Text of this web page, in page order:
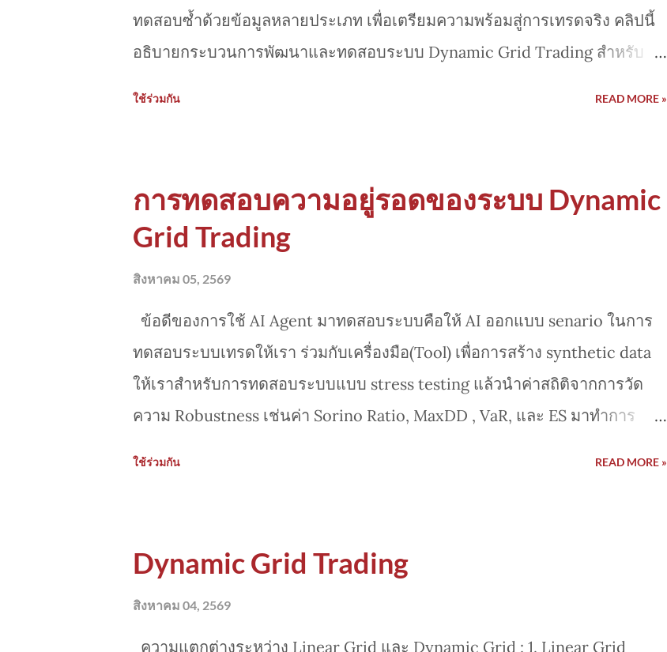
ทดสอบซ้ำด้วยข้อมูลหลายประเภท เพื่อเตรียมความพร้อมสู่การเทรดจริง คลิปนี้
อธิบายกระบวนการพัฒนาและทดสอบระบบ Dynamic Grid Trading สำหรับ
ใช้ร่วมกัน READ MORE »
การทดสอบความอยู่รอดของระบบ Dynamic
Grid Trading
สิงหาคม 05, 2569
ข้อดีของการใช้ AI Agent มาทดสอบระบบคือให้ AI ออกแบบ senario ในการ
ทดสอบระบบเทรดให้เรา ร่วมกับเครื่องมือ(Tool) เพื่อการสร้าง synthetic data
ให้เราสำหรับการทดสอบระบบแบบ stress testing แล้วนำค่าสถิติจากการวัด
ความ Robustness เช่นค่า Sorino Ratio, MaxDD , VaR, และ ES มาทำการ
ใช้ร่วมกัน READ MORE »
Dynamic Grid Trading
สิงหาคม 04, 2569
ความแตกต่างระหว่าง Linear Grid และ Dynamic Grid : 1. Linear Grid